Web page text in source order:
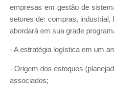
empresas em gestão de
setores de: compras,
abordará em sua grade
- A estratégia logística em um
- Origem dos estoques
associados;